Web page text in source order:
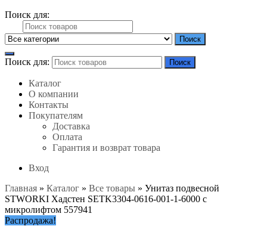
Поиск для:
Поиск
Поиск для: Поиск
Каталог
О компании
Контакты
Покупателям
Доставка
Оплата
Гарантия и возврат товара
Вход
Главная » Каталог » Все товары » Унитаз подвесной
STWORKI Хадстен SETK3304-0616-001-1-6000 с
микролифтом 557941
Распродажа!